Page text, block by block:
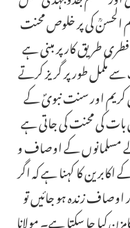
الحسنؒ کی پر خلوص محنت
طریق کار پر مبنی ہے
مکمل طور پر گریز کرتے
کریم اور سنت نبویؐ کے
کی محنت کی جاتی ہے
مسلمانوں کے اوصاف و
کا کہنا ہے کہ اگر
زندہ ہو جائیں تو
کیا جا سکتا ہے۔ مولانا